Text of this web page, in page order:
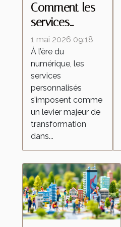
Comment les
services
personnalisés
redéfinissent
les attentes
dans l'industrie
1 mai 2026 09:18
À l’ère du
numérique, les
services
personnalisés
s’imposent comme
un levier majeur de
transformation
dans...